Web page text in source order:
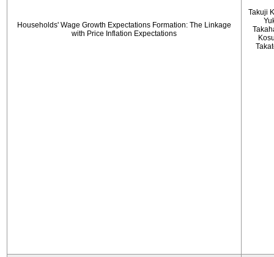
Households' Wage Growth Expectations Formation: The Linkage
with Price Inflation Expectations
Takuji